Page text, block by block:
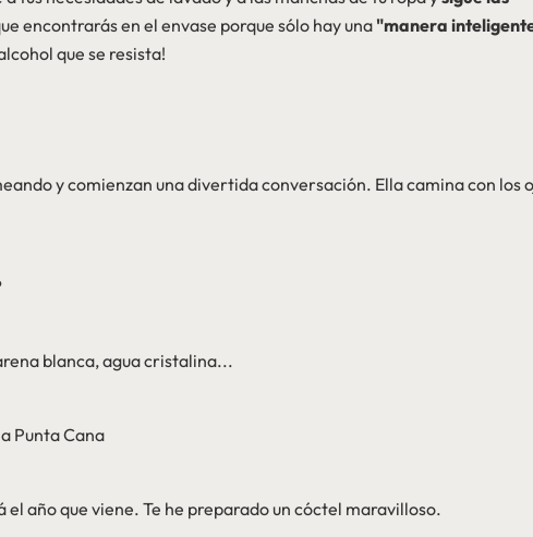
encontrarás en el envase porque sólo hay una"manera
que se resista!
y comienzan una divertida conversación. Ella camina con los
blanca, agua cristalina...
Punta Cana
el año que viene. Te he preparado un cóctel maravilloso.